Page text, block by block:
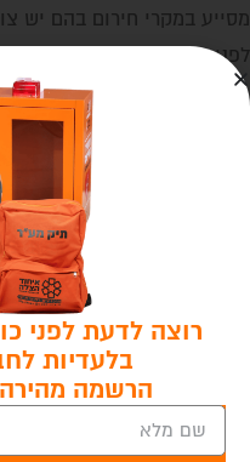
מסייע במקרי חירום בהם יש
לפנים מס' 5.
רוצה לדעת לפני
בלעדיות
הרשמה מהירה